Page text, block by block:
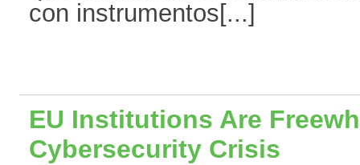
con instrumentos[...]
EU Institutions Are
Cybersecurity Crisis